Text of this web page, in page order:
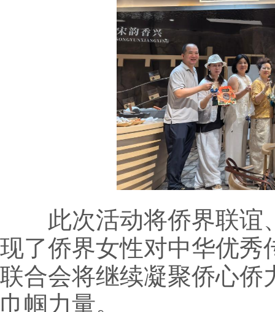
此次活动将侨界联谊
现了侨界女性对中华优秀
联合会将继续凝聚侨心侨
巾帼力量。